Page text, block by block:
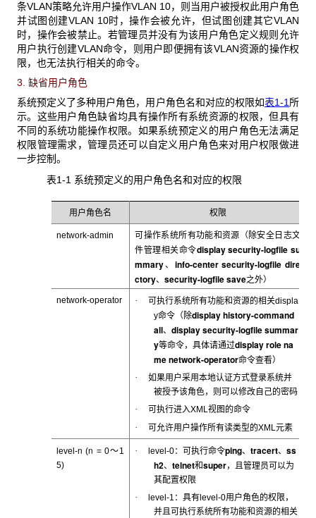
条VLAN策略允许用户操作VLAN 10，则当用户被授权此用户角色
并试图创建VLAN 10时，操作会被允许，但试图创建其它VLAN
时，操作会被禁止。若管理员并没有为该用户角色定义规则允许
用户执行创建VLAN命令，则用户即便拥有该VLAN资源的操作权
限，也无法执行相关的命令。
3. 缺省用户角色
系统预定义了多种用户角色，用户角色名和对应的权限如表1-1 所
示。这些用户角色缺省均具有操作所有系统资源的权限，但具有
不同的系统功能操作权限。如果系统预定义的用户角色无法满足
权限管理需求，管理员还可以自定义用户角色来对用户权限做进
一步控制。
表1-1 系统预定义的用户角色名和对应的权限
用户角色名 权限
network-admin
可操作系统所有功能和资源（除安全日志文
件管理相关命令display security-logfile su
mmary、 info-center security-logfile dire
ctory、security-logfile save之外）
network-operator · 可执行系统所有功能和资源的相关displa
y命令（除display history-command
all、 display security-logfile summar
y等命令，具体请通过display role na
me network-operator命令查看）
· 如果用户采用本地认证方式登录系统并
被授予该角色，则可以修改自己的密码
· 可执行进入XML视图的命令
· 可允许用户操作所有读类型的XML元素
level-n (n = 0～1
5)
· level-0：可执行命令ping、tracert、ss
h2、 telnet和super，且管理员可以为
其配置权限
· level-1 ：具有level-0用户角色的权限，
并且可执行系统所有功能和资源的相关